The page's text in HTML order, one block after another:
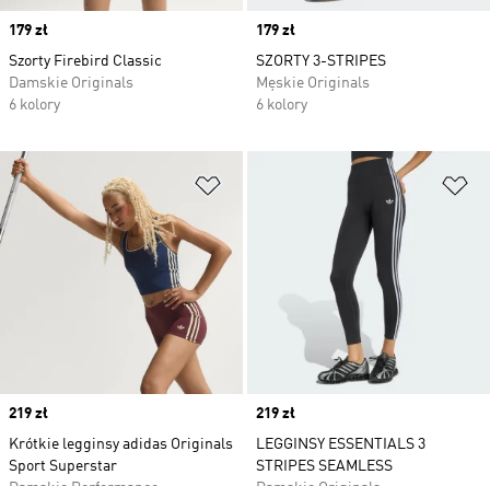
Price
179 zł
Szorty Firebird Classic
Damskie Originals
6 kolory
Price
179 zł
SZORTY 3-STRIPES
Męskie Originals
6 kolory
Dodaj do listy życzeń
Price
219 zł
Krótkie legginsy adidas Originals
Sport Superstar
Price
219 zł
LEGGINSY ESSENTIALS 3
STRIPES SEAMLESS